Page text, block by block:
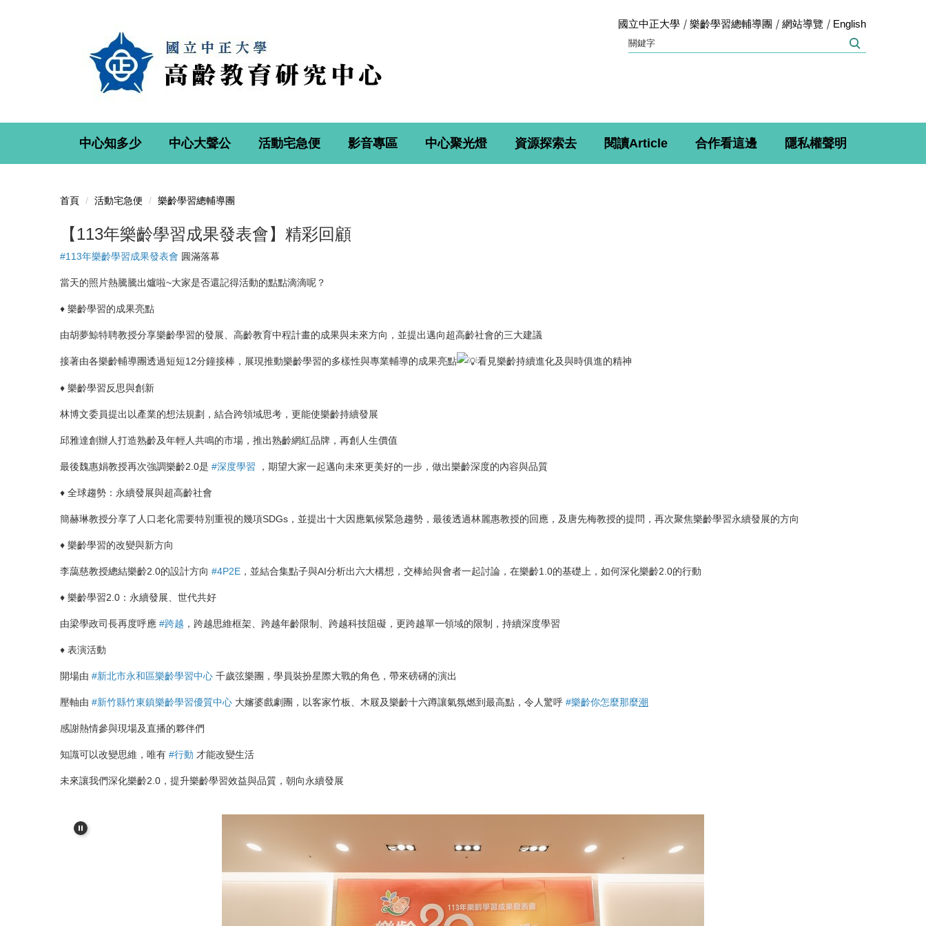
國立中正大學 樂齡學習總輔導團 網站導覽 English
中心知多少 中心大聲公 活動宅急便 影音專區 中心聚光燈 資源探索去 閱讀Article 合作看這邊 隱私權聲明
首頁 活動宅急便 樂齡學習總輔導團
【113年樂齡學習成果發表會】精彩回顧
#113年樂齡學習成果發表會 圓滿落幕
當天的照片熱騰騰出爐啦~大家是否還記得活動的點點滴滴呢？
♦ 樂齡學習的成果亮點
由胡夢鯨特聘教授分享樂齡學習的發展、高齡教育中程計畫的成果與未來方向，並提出邁向超高齡社會的三大建議
接著由各樂齡輔導團透過短短12分鐘接棒，展現推動樂齡學習的多樣性與專業輔導的成果亮點 看見樂齡持續進化及與時俱進的精神
♦ 樂齡學習反思與創新
林博文委員提出以產業的想法規劃，結合跨領域思考，更能使樂齡持續發展
邱雅達創辦人打造熟齡及年輕人共鳴的市場，推出熟齡網紅品牌，再創人生價值
最後魏惠娟教授再次強調樂齡2.0是 #深度學習 ，期望大家一起邁向未來更美好的一步，做出樂齡深度的內容與品質
♦ 全球趨勢：永續發展與超高齡社會
簡赫琳教授分享了人口老化需要特別重視的幾項SDGs，並提出十大因應氣候緊急趨勢，最後透過林麗惠教授的回應，及唐先梅教授的提問，再次聚焦樂齡學習永續發展的方向
♦ 樂齡學習的改變與新方向
李藹慈教授總結樂齡2.0的設計方向 #4P2E ，並結合集點子與AI分析出六大構想，交棒給與會者一起討論，在樂齡1.0的基礎上，如何深化樂齡2.0的行動
♦ 樂齡學習2.0：永續發展、世代共好
由梁學政司長再度呼應 #跨越 ，跨越思維框架、跨越年齡限制、跨越科技阻礙，更跨越單一領域的限制，持續深度學習
♦ 表演活動
開場由 #新北市永和區樂齡學習中心 千歲弦樂團，學員裝扮星際大戰的角色，帶來磅礡的演出
壓軸由 #新竹縣竹東鎮樂齡學習優質中心 大嬸婆戲劇團，以客家竹板、木屐及樂齡十六蹲讓氣氛燃到最高點，令人驚呼 #樂齡你怎麼那麼潮
感謝熱情參與現場及直播的夥伴們
知識可以改變思維，唯有 #行動 才能改變生活
未來讓我們深化樂齡2.0，提升樂齡學習效益與品質，朝向永續發展